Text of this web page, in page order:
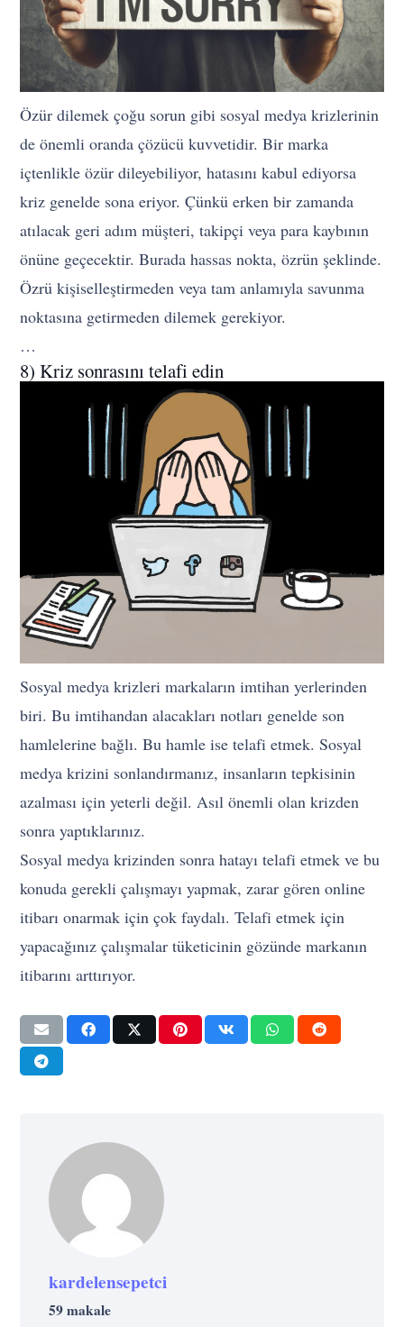
Özür dilemek çoğu sorun gibi sosyal medya krizlerinin
de önemli oranda çözücü kuvvetidir. Bir marka
içtenlikle özür dileyebiliyor, hatasını kabul ediyorsa
kriz genelde sona eriyor. Çünkü erken bir zamanda
atılacak geri adım müşteri, takipçi veya para kaybının
önüne geçecektir. Burada hassas nokta, özrün şeklinde.
Özrü kişiselleştirmeden veya tam anlamıyla savunma
noktasına getirmeden dilemek gerekiyor.
…
8) Kriz sonrasını telafi edin
Sosyal medya krizleri markaların imtihan yerlerinden
biri. Bu imtihandan alacakları notları genelde son
hamlelerine bağlı. Bu hamle ise telafi etmek. Sosyal
medya krizini sonlandırmanız, insanların tepkisinin
azalması için yeterli değil. Asıl önemli olan krizden
sonra yaptıklarınız.
Sosyal medya krizinden sonra hatayı telafi etmek ve bu
konuda gerekli çalışmayı yapmak, zarar gören online
itibarı onarmak için çok faydalı. Telafi etmek için
yapacağınız çalışmalar tüketicinin gözünde markanın
itibarını arttırıyor.
kardelensepetci
59 makale